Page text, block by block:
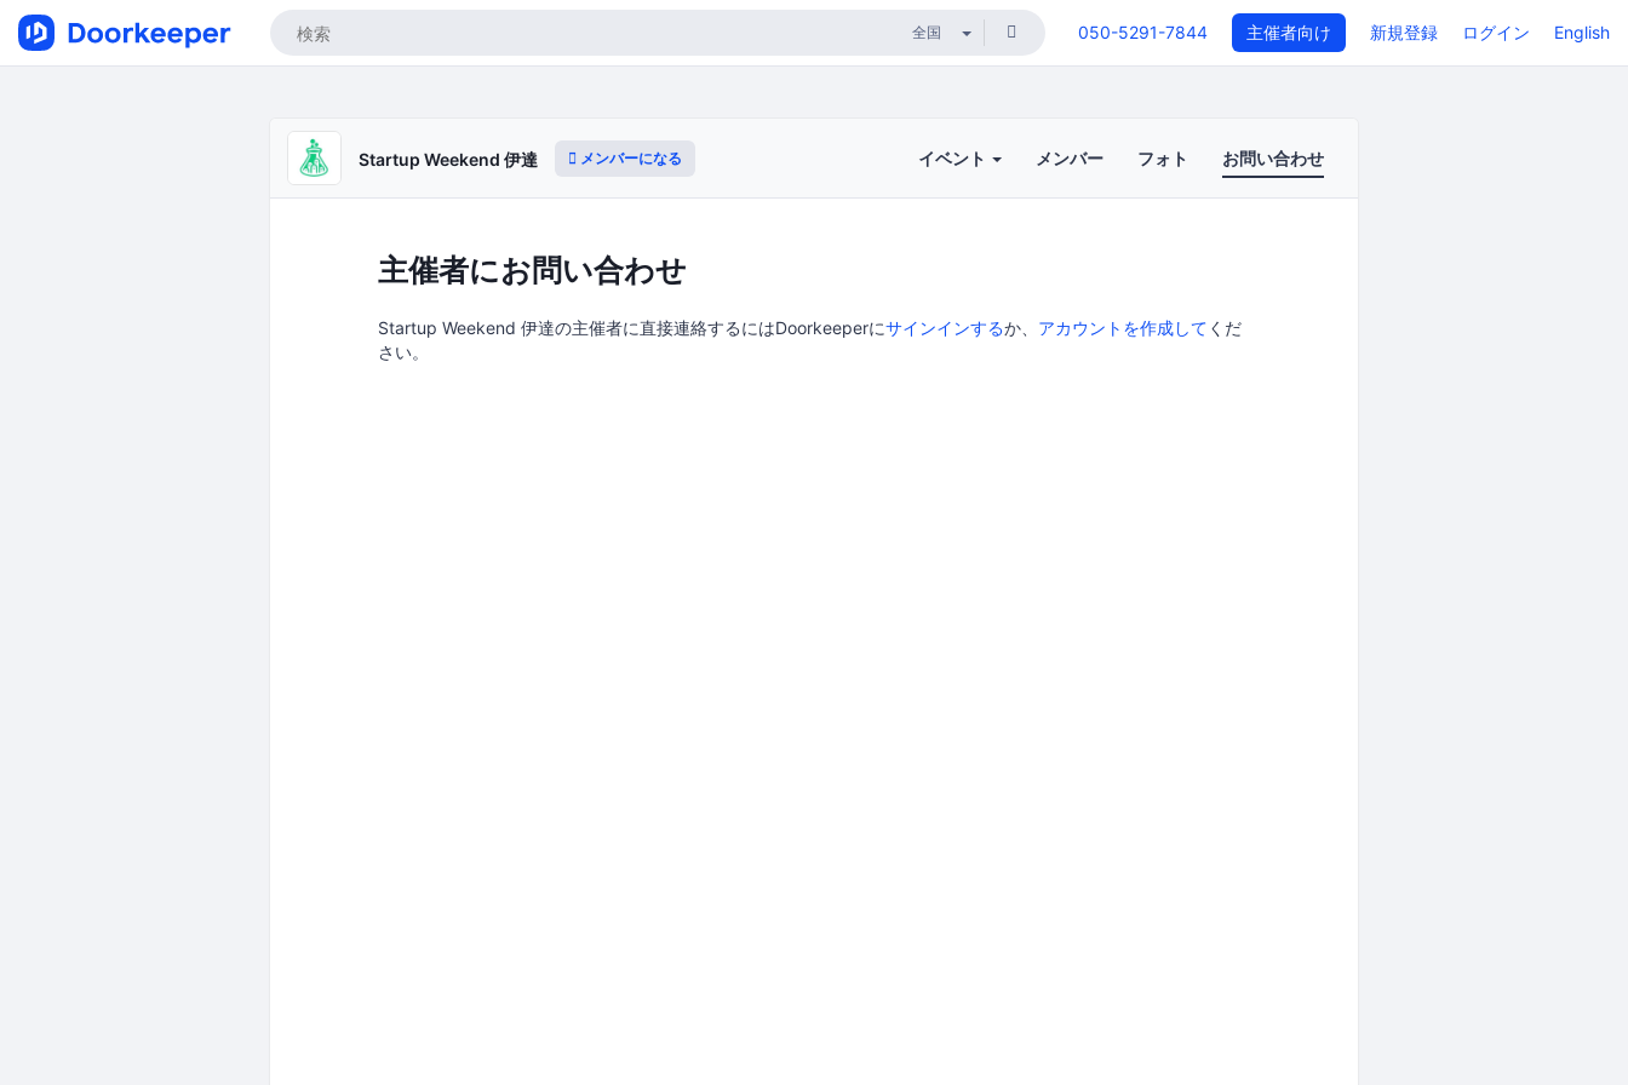
050-5291-7844 主催者向け 新規登録 ログイン English
Startup Weekend 伊達 メンバーになる イベント メンバー フォト お問い合わせ
主催者にお問い合わせ
Startup Weekend 伊達の主催者に直接連絡するにはDoorkeeperにサインインするか、 アカウントを作成して くだ
さい。